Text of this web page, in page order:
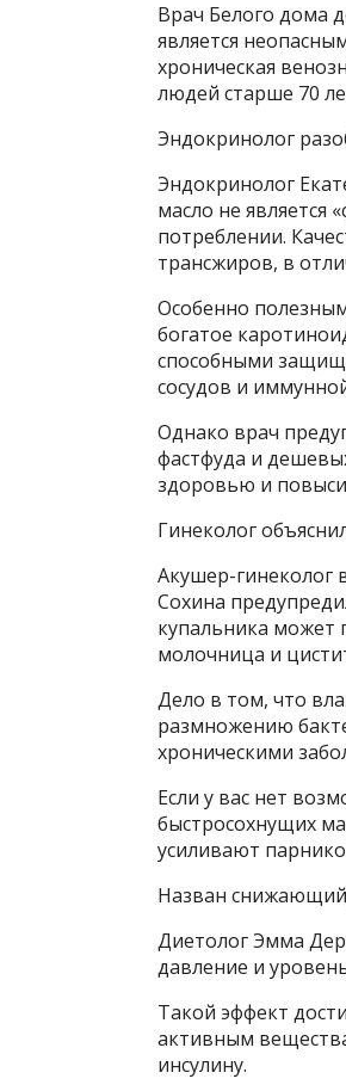
Врач Белого дома
является
хроническая
людей старше 70
Эндокринолог
Эндокринолог
масло не является
потреблении.
трансжиров, в
Особенно
богатое
способными
сосудов и
Однако врач
фастфуда и
здоровью и
Гинеколог
Акушер-гинеколог
Сохина
купальника может
молочница и
Дело в том, что
размножению
хроническими
Если у вас нет
быстросохнущих
усиливают
Назван снижающий
Диетолог Эмма
давление и
Такой эффект
активным
инсулину.